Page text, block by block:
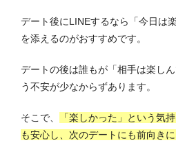
デート後にLINEするなら「今日は
を添えるのがおすすめです。
デートの後は誰もが「相手は楽し
う不安が少なからずあります。
そこで、
「楽しかった」という気
も安心し、次のデートにも前向き